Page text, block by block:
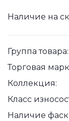
Наличие на
Группа товара:
Торговая
Коллекция:
Класс
Наличие